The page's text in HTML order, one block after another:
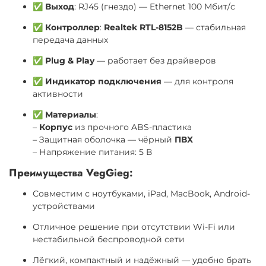
✅ Выход: RJ45 (гнездо) — Ethernet 100 Мбит/с
✅ Контроллер: Realtek RTL-8152B — стабильная
передача данных
✅ Plug & Play— работает без драйверов
✅ Индикатор подключения — для контроля
активности
✅ Материалы:
– Корпус из прочного ABS-пластика
– Защитная оболочка — чёрный ПВХ
– Напряжение питания: 5 В
Преимущества VegGieg:
Совместим с ноутбуками, iPad, MacBook, Android-
устройствами
Отличное решение при отсутствии Wi-Fi или
нестабильной беспроводной сети
Лёгкий, компактный и надёжный — удобно брать